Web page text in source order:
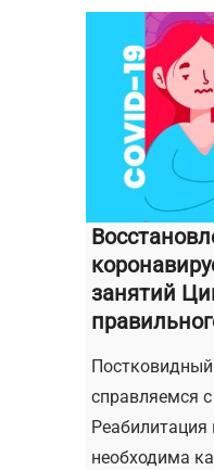
занятий
справляемся
Реабилитация
необходима